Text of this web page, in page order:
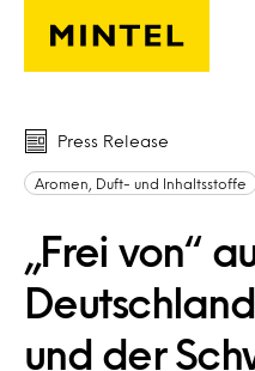
Skip to main content
Press Release
Aromen, Duft- und Inhaltsstoffe
„Frei von“
und der